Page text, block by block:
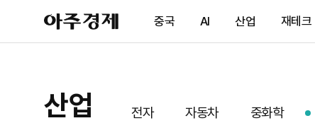
아
주
제
중국 AI 산업 재테크
산업 전자 자동차 중화학